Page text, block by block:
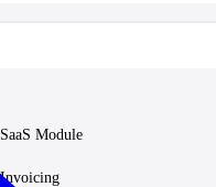
SaaS Module
Invoicing